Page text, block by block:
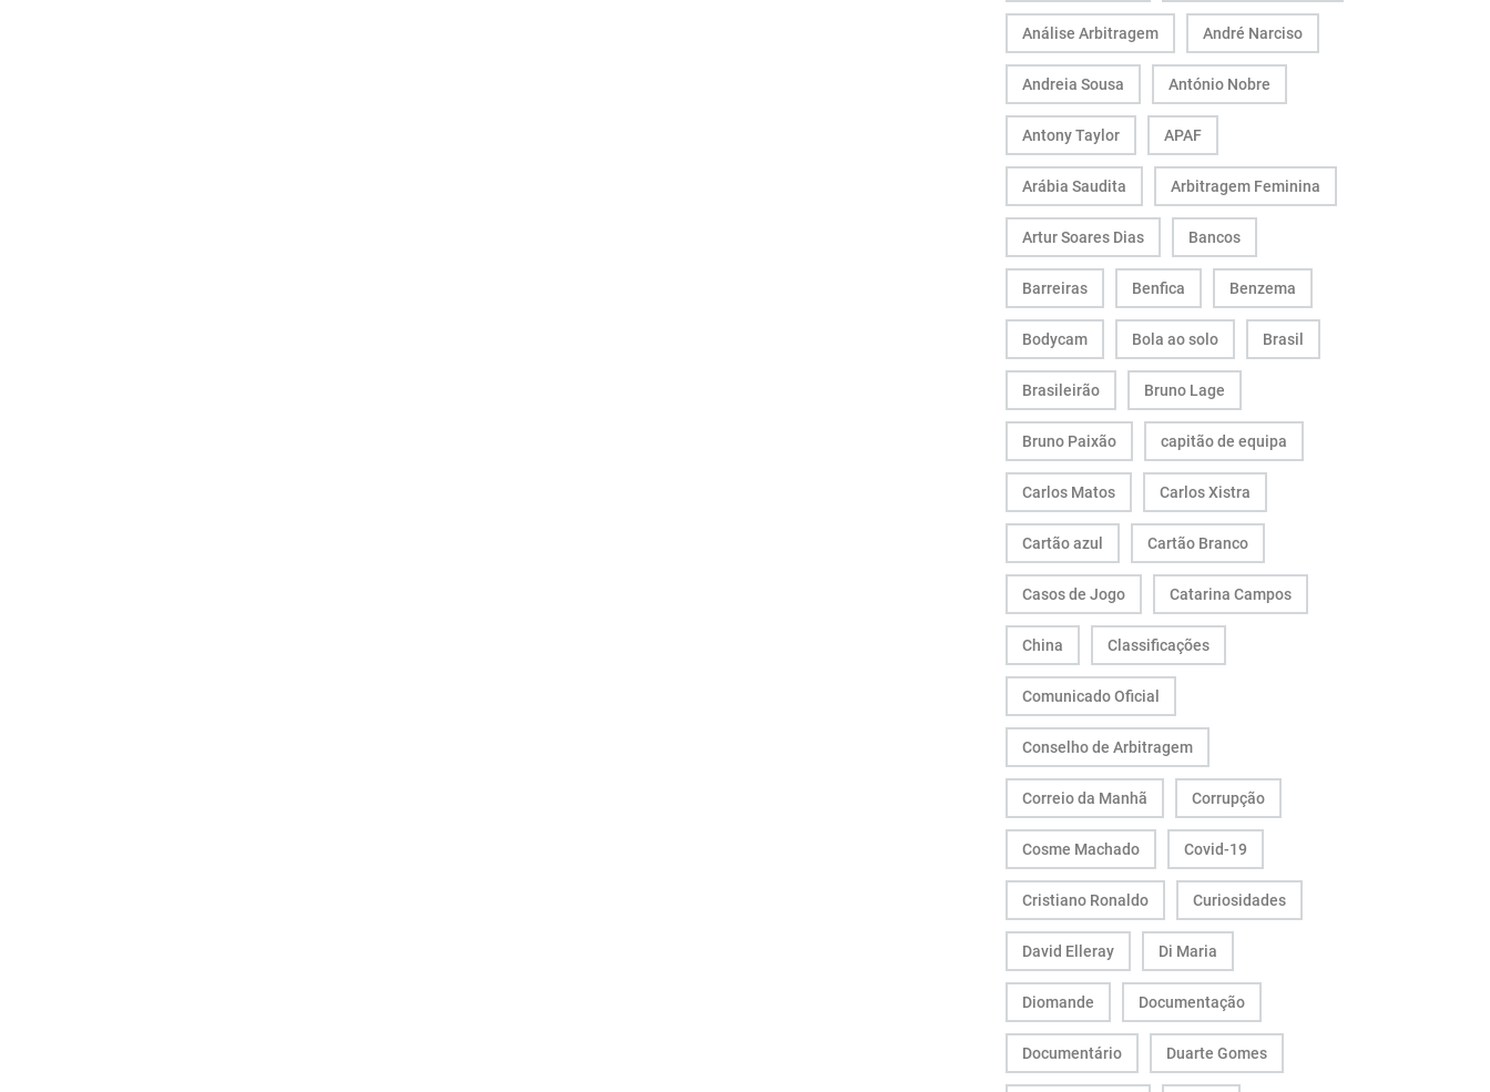
Análise Arbitragem André Narciso
Andreia Sousa António Nobre
Antony Taylor APAF
Arábia Saudita Arbitragem Feminina
Artur Soares Dias Bancos
Barreiras Benfica Benzema
Bodycam Bola ao solo Brasil
Brasileirão Bruno Lage
Bruno Paixão capitão de equipa
Carlos Matos Carlos Xistra
Cartão azul Cartão Branco
Casos de Jogo Catarina Campos
China Classificações
Comunicado Oficial
Conselho de Arbitragem
Correio da Manhã Corrupção
Cosme Machado Covid-19
Cristiano Ronaldo Curiosidades
David Elleray Di Maria
Diomande Documentação
Documentário Duarte Gomes